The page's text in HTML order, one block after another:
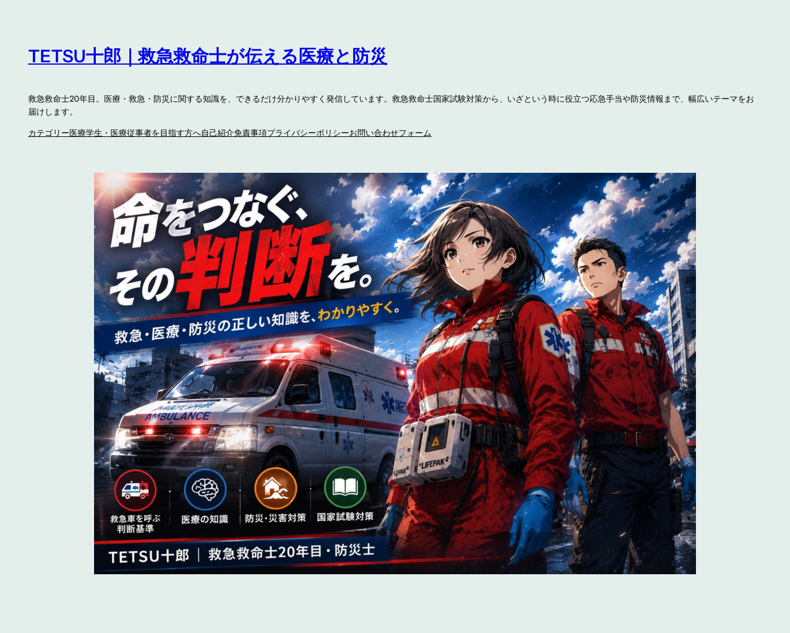
TETSU十郎｜救急救命士が伝える医療と防災
救急救命士20年目。医療・救急・防災に関する知識を、できるだけ分かりやすく発信しています。救急救命士国家試験対策から、いざという時に役立つ応急手当や防災情報まで、幅広いテーマをお
届けします。
カテゴリー医療学生・医療従事者を目指す方へ自己紹介免責事項プライバシーポリシーお問い合わせフォーム